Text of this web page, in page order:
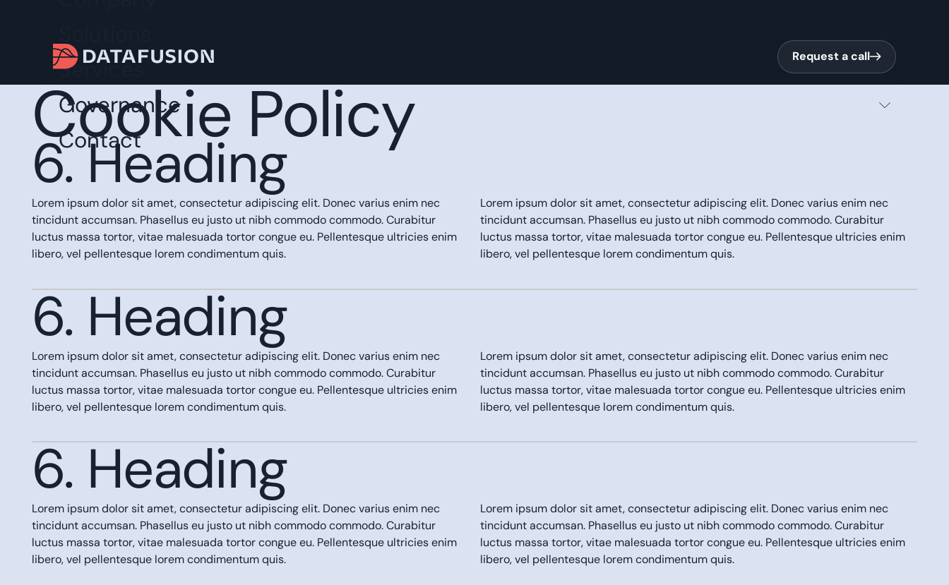
Services
Governance
Contact
Request a call
Request a call
Cookie Policy
6. Heading
Lorem ipsum dolor sit amet, consectetur adipiscing elit. Donec varius enim nec
tincidunt accumsan. Phasellus eu justo ut nibh commodo commodo. Curabitur
luctus massa tortor, vitae malesuada tortor congue eu. Pellentesque ultricies enim
libero, vel pellentesque lorem condimentum quis.
Lorem ipsum dolor sit amet, consectetur adipiscing elit. Donec varius enim nec
tincidunt accumsan. Phasellus eu justo ut nibh commodo commodo. Curabitur
luctus massa tortor, vitae malesuada tortor congue eu. Pellentesque ultricies enim
libero, vel pellentesque lorem condimentum quis.
6. Heading
Lorem ipsum dolor sit amet, consectetur adipiscing elit. Donec varius enim nec
tincidunt accumsan. Phasellus eu justo ut nibh commodo commodo. Curabitur
luctus massa tortor, vitae malesuada tortor congue eu. Pellentesque ultricies enim
libero, vel pellentesque lorem condimentum quis.
Lorem ipsum dolor sit amet, consectetur adipiscing elit. Donec varius enim nec
tincidunt accumsan. Phasellus eu justo ut nibh commodo commodo. Curabitur
luctus massa tortor, vitae malesuada tortor congue eu. Pellentesque ultricies enim
libero, vel pellentesque lorem condimentum quis.
6. Heading
Lorem ipsum dolor sit amet, consectetur adipiscing elit. Donec varius enim nec
tincidunt accumsan. Phasellus eu justo ut nibh commodo commodo. Curabitur
luctus massa tortor, vitae malesuada tortor congue eu. Pellentesque ultricies enim
libero, vel pellentesque lorem condimentum quis.
Lorem ipsum dolor sit amet, consectetur adipiscing elit. Donec varius enim nec
tincidunt accumsan. Phasellus eu justo ut nibh commodo commodo. Curabitur
luctus massa tortor, vitae malesuada tortor congue eu. Pellentesque ultricies enim
libero, vel pellentesque lorem condimentum quis.